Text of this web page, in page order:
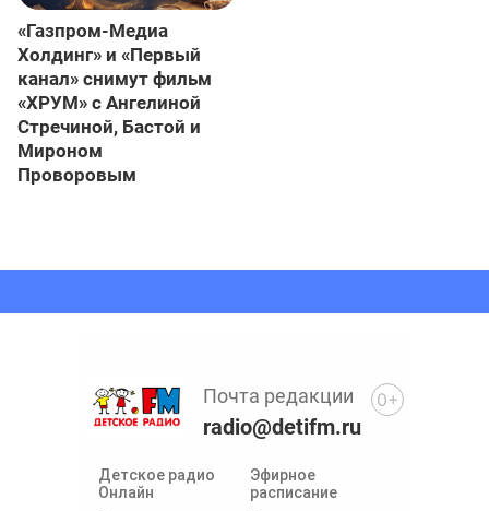
«Газпром-Медиа
Холдинг» и «Первый
канал» снимут фильм
«ХРУМ» с Ангелиной
Стречиной, Бастой и
Мироном
Проворовым
Детское радио
Онлайн
Эфирное
расписание
Почта редакции
radio@detifm.ru
0+